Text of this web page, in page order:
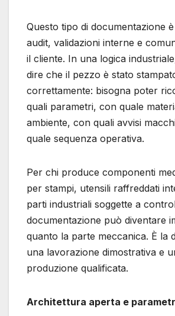
Questo tipo di documentazione
audit, validazioni interne e
il cliente. In una logica
dire che il pezzo è stato
correttamente: bisogna poter
quali parametri, con quale
ambiente, con quali avvisi
quale sequenza operativa.
Per chi produce componenti
per stampi, utensili raffreddati
parti industriali soggette a
documentazione può diventare
quanto la parte meccanica. È la
una lavorazione dimostrativa e
produzione qualificata.
Architettura aperta e